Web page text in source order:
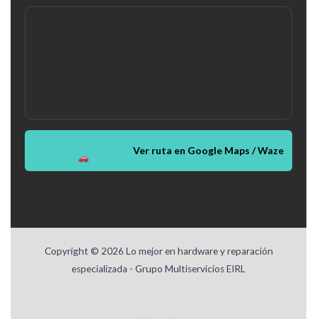
Ver ruta en Google Maps / Waze
Copyright © 2026 Lo mejor en hardware y reparación
especializada - Grupo Multiservicios EIRL